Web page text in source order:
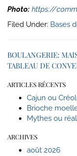
Photo: https://
Filed Under: Bases
BOULANGERIE:
TABLEAU DE
ARTICLES RÉCENTS
Cajun ou
Brioche
Mythes ou
ARCHIVES
août 2026